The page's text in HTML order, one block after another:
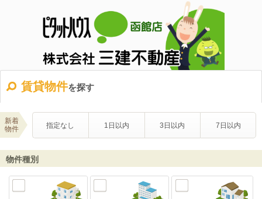
賃貸物件を探す
新着
物件
指定なし 1日以内 3日以内 7日以内
物件種別